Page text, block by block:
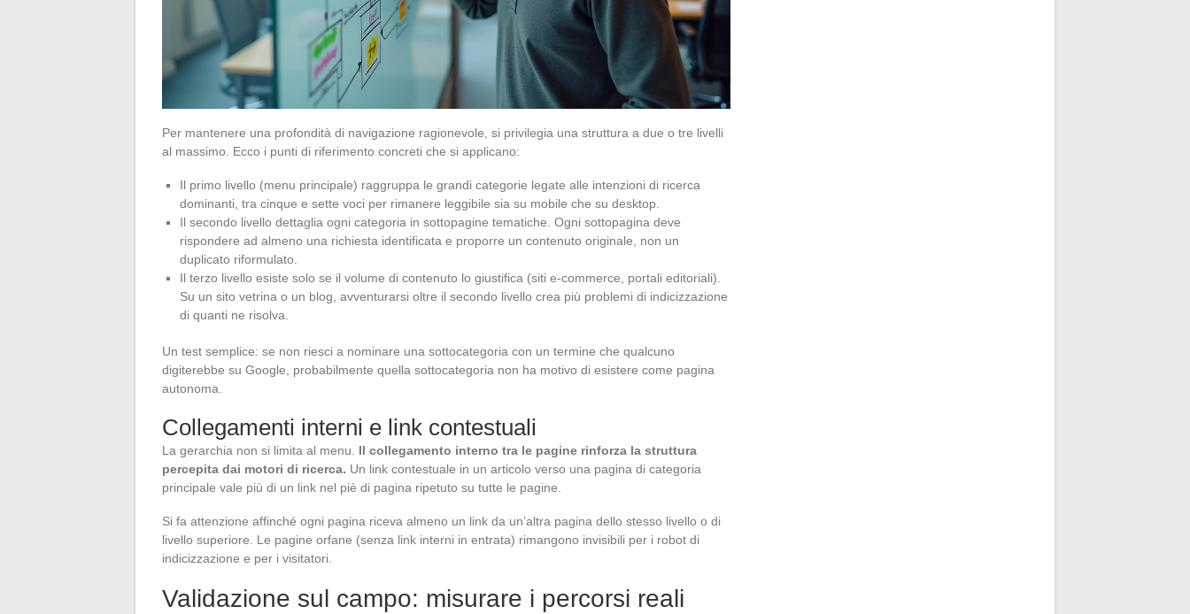
Per mantenere una profondità di navigazione ragionevole, si privilegia una struttura a due o tre livelli
al massimo. Ecco i punti di riferimento concreti che si applicano:
Il primo livello (menu principale) raggruppa le grandi categorie legate alle intenzioni di ricerca
dominanti, tra cinque e sette voci per rimanere leggibile sia su mobile che su desktop.
Il secondo livello dettaglia ogni categoria in sottopagine tematiche. Ogni sottopagina deve
rispondere ad almeno una richiesta identificata e proporre un contenuto originale, non un
duplicato riformulato.
Il terzo livello esiste solo se il volume di contenuto lo giustifica (siti e-commerce, portali editoriali).
Su un sito vetrina o un blog, avventurarsi oltre il secondo livello crea più problemi di indicizzazione
di quanti ne risolva.
Un test semplice: se non riesci a nominare una sottocategoria con un termine che qualcuno
digiterebbe su Google, probabilmente quella sottocategoria non ha motivo di esistere come pagina
autonoma.
Collegamenti interni e link contestuali
La gerarchia non si limita al menu. Il collegamento interno tra le pagine rinforza la struttura
percepita dai motori di ricerca. Un link contestuale in un articolo verso una pagina di categoria
principale vale più di un link nel piè di pagina ripetuto su tutte le pagine.
Si fa attenzione affinché ogni pagina riceva almeno un link da un’altra pagina dello stesso livello o di
livello superiore. Le pagine orfane (senza link interni in entrata) rimangono invisibili per i robot di
indicizzazione e per i visitatori.
Validazione sul campo: misurare i percorsi reali